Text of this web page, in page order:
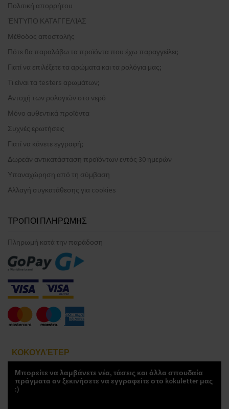
Πολιτική απορρήτου
ΈΝΤΥΠΟ ΚΑΤΑΓΓΕΛΊΑΣ
Μέθοδος αποστολής
Πότε θα παραλάβω τα προϊόντα που έχω παραγγείλει;
Γιατί να επιλέξετε τα αρώματα και τα ρολόγια μας;
Τι είναι τα testers αρωμάτων;
Αντοχή των ρολογιών στο νερό
Μόνο αυθεντικά προϊόντα
Συχνές ερωτήσεις
Γιατί να κάνετε εγγραφή;
Δωρεάν αντικατάσταση προϊόντων εντός 30 ημερών
Υπαναχώρηση από τη σύμβαση
Αλλαγή συγκατάθεσης για cookies
ΤΡOΠΟΙ ΠΛΗΡΩΜHΣ
Πληρωμή κατά την παράδοση
ΚΟΚΟΥΛΈΤΕΡ
Μπορείτε να λαμβάνετε νέα, τάσεις και άλλα σπουδαία
πράγματα αν ξεκινήσετε να εγγραφείτε στο kokuletter μας
:)